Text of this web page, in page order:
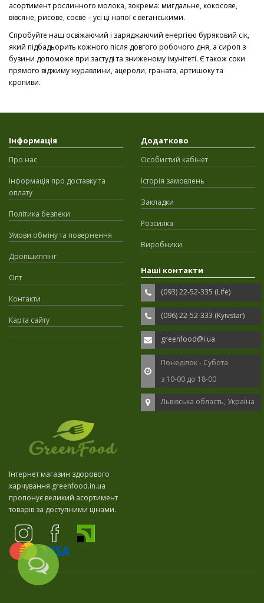
асортимент рослинного молока, зокрема: мигдальне, кокосове,
вівсяне, рисове, соєве – усі ці напої є веганськими.
Спробуйте наш освіжаючий і заряджаючий енергією буряковий сік,
який підбадьорить кожного після довгого робочого дня, а сироп з
бузини допоможе при застуді та зниженому імунітеті. Є також соки
прямого віджиму журавлини, ацероли, граната, артишоку та
кропиви.
Інформація
Про нас
Інформація про доставку та
оплату
Політика безпеки
Умови обміну та повернення
Дропшиппінг
Опт
Контакти
Карта сайту
Додатково
Особистий кабінет
Історія замовлень
Закладки
Розсилка
Виробники
Наші контакти
(093) 22-52-335 (Life)
(096) 22-52-333 (Kyivstar)
greenfood@i.ua
Понеділок - Субота
з 10-00 до 18-00
Львівська область, Україна
Інтернет магазин здорового
харчування greenfood.in.ua
пропонує великий асортимент
товарів за доступними цінами.